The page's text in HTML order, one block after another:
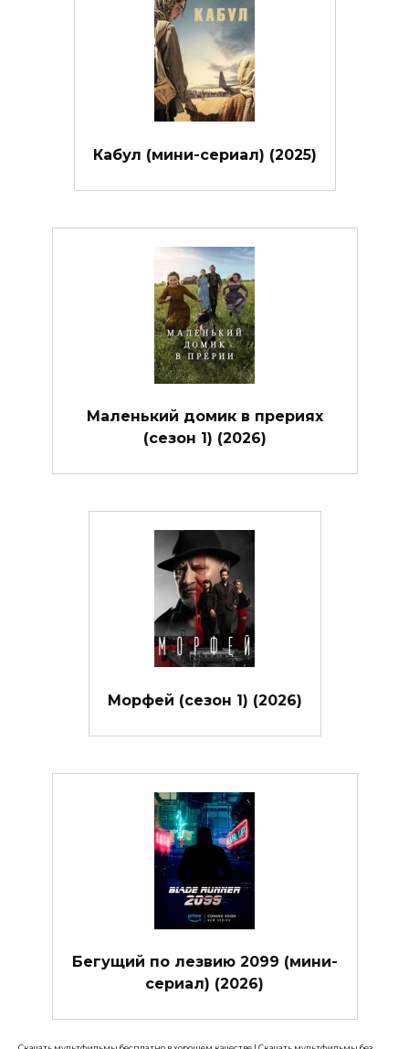
Кабул (мини-сериал) (2025)
Маленький домик в прериях
(сезон 1) (2026)
Морфей (сезон 1) (2026)
Бегущий по лезвию 2099 (мини-
сериал) (2026)